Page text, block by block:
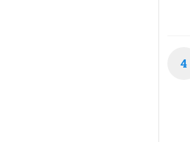
4